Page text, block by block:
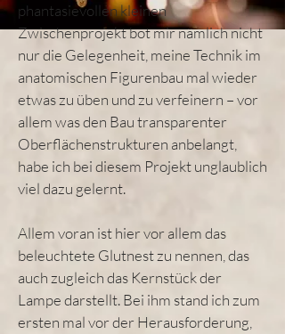
phantasievollen kleinen
Zwischenprojekt bot mir nämlich nicht
nur die Gelegenheit, meine Technik im
anatomischen Figurenbau mal wieder
etwas zu üben und zu verfeinern – vor
allem was den Bau transparenter
Oberflächenstrukturen anbelangt,
habe ich bei diesem Projekt unglaublich
viel dazu gelernt.
Allem voran ist hier vor allem das
beleuchtete Glutnest zu nennen, das
auch zugleich das Kernstück der
Lampe darstellt. Bei ihm stand ich zum
ersten mal vor der Herausforderung,